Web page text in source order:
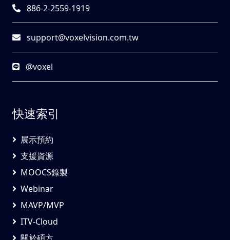
886-2-2559-1919
support@voxelvision.com.tw
@voxel
快速索引
展示預約
支援資源
MOOCS錄製
Webinar
MAVP/MVP
ITV-Cloud